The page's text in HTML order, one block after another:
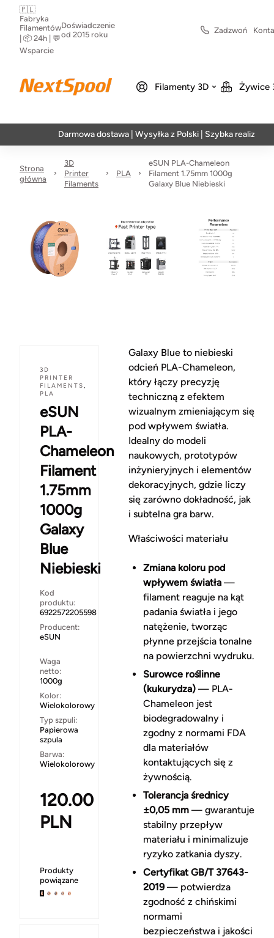
🇵🇱
Fabryka
Filamentów
| 📦 24h | 💬
Wsparcie
Doświadczenie
od 2015 roku
Zadzwoń
Filamenty 3D Żywice
Darmowa dostawa | Wysyłka z Polski | Szybka realizacja w 24h
Strona
główna
3D
Printer
Filaments
PLA
eSUN PLA-Chameleon
Filament 1.75mm 1000g
Galaxy Blue Niebieski
3D
PRINTER
FILAMENTS,
PLA
eSUN
PLA-
Chameleon
Filament
1.75mm
1000g
Galaxy
Blue
Niebieski
Kod
produktu:
6922572205598
Producent:
eSUN
Waga
netto:
1000g
Kolor:
Wielokolorowy
Typ szpuli:
Papierowa
szpula
Barwa:
Wielokolorowy
120.00
PLN
Produkty
powiązane
Galaxy Blue to niebieski
odcień PLA-Chameleon,
który łączy precyzję
techniczną z efektem
wizualnym zmieniającym się
pod wpływem światła.
Idealny do modeli
naukowych, prototypów
inżynieryjnych i elementów
dekoracyjnych, gdzie liczy
się zarówno dokładność, jak
i subtelna gra barw.
Właściwości materiału
Zmiana koloru pod
wpływem światła—
filament reaguje na kąt
padania światła i jego
natężenie, tworząc
płynne przejścia tonalne
na powierzchni wydruku.
Surowce roślinne
(kukurydza)— PLA-
Chameleon jest
biodegradowalny i
zgodny z normami FDA
dla materiałów
kontaktujących się z
żywnością.
Tolerancja średnicy
±0,05 mm— gwarantuje
stabilny przepływ
materiału i minimalizuje
ryzyko zatkania dyszy.
Certyfikat GB/T 37643-
2019— potwierdza
zgodność z chińskimi
normami
bezpieczeństwa i jakości